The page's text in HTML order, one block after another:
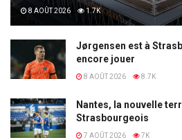
8 AOÛT 2026 1.7K
Jørgensen est à
encore jouer
8 AOÛT 2026 8.7K
Nantes, la nouvelle
Strasbourgeois
7 AOÛT 2026 7K